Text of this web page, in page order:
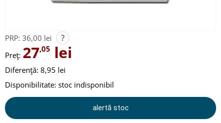
PRP: 36,00 lei ?
Preț: 27,05 lei
Diferență: 8,95 lei
Disponibilitate: stoc indisponibil
alertă stoc